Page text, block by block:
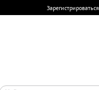
Зарегистрироваться